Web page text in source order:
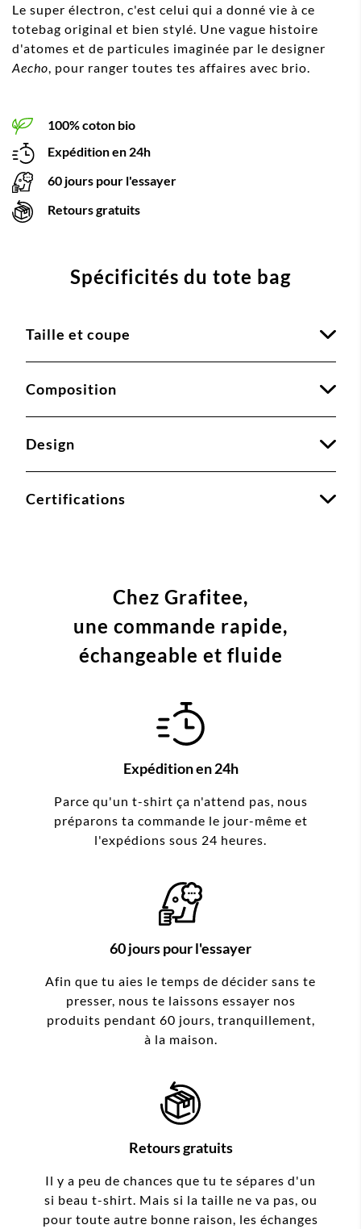
Le super électron, c'est celui qui a donné vie à ce
totebag original et bien stylé. Une vague histoire
d'atomes et de particules imaginée par le designer
Aecho, pour ranger toutes tes affaires avec brio.
100% coton bio
Expédition en 24h
60 jours pour l'essayer
Retours gratuits
Spécificités du tote bag
Taille et coupe
Composition
Design
Certifications
Chez Grafitee,
une commande rapide,
échangeable et fluide
Expédition en 24h
Parce qu'un t-shirt ça n'attend pas, nous
préparons ta commande le jour-même et
l'expédions sous 24 heures.
60 jours pour l'essayer
Afin que tu aies le temps de décider sans te
presser, nous te laissons essayer nos
produits pendant 60 jours, tranquillement,
à la maison.
Retours gratuits
Il y a peu de chances que tu te sépares d'un
si beau t-shirt. Mais si la taille ne va pas, ou
pour toute autre bonne raison, les échanges